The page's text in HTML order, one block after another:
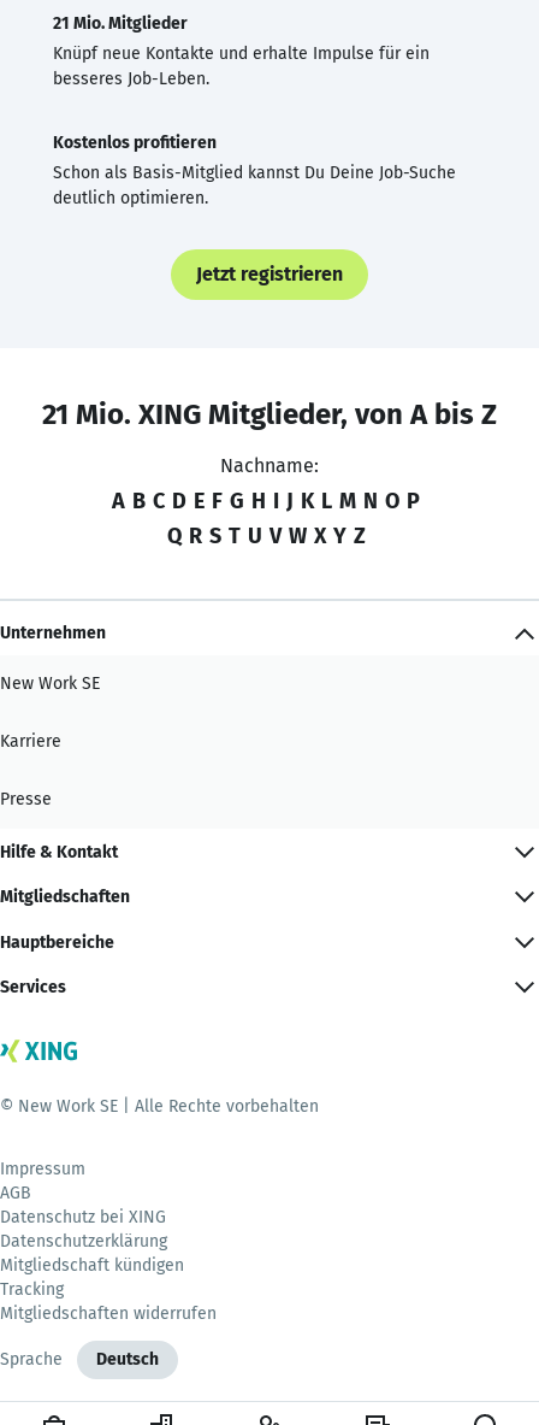
21 Mio. Mitglieder
Knüpf neue Kontakte und erhalte Impulse für ein
besseres Job-Leben.
Kostenlos profitieren
Schon als Basis-Mitglied kannst Du Deine Job-Suche
deutlich optimieren.
Jetzt registrieren
21 Mio. XING Mitglieder, von A bis Z
Nachname:
A B C D E F G H I J K L M N O P
Q R S T U V W X Y Z
Unternehmen
New Work SE
Karriere
Presse
Hilfe & Kontakt
Mitgliedschaften
Hauptbereiche
Services
© New Work SE | Alle Rechte vorbehalten
Impressum
AGB
Datenschutz bei XING
Datenschutzerklärung
Mitgliedschaft kündigen
Tracking
Mitgliedschaften widerrufen
Sprache Deutsch